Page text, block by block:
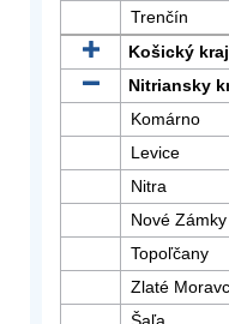
Trenčín
Košický kraj
Nitriansky
Komárno
Levice
Nitra
Nové Zámky
Topoľčany
Zlaté